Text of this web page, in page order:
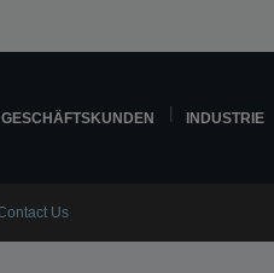
GESCHÄFTSKUNDEN INDUSTRIE
Us